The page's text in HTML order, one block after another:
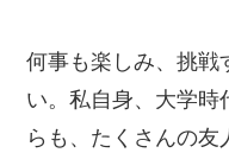
何事も楽しみ、挑戦
い。私自身、大学時
らも、たくさんの友